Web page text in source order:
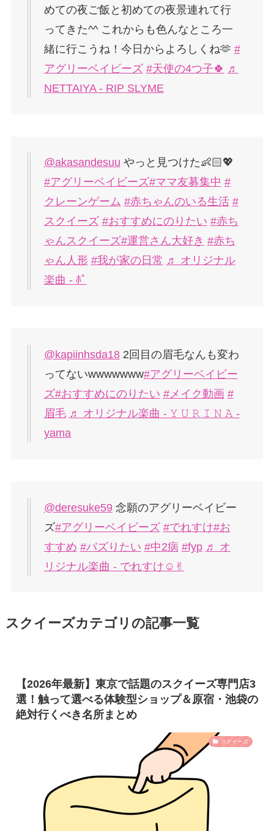
めての夜ご飯と初めての夜景連れて行
ってきた^^ これからも色んなところ一
緒に行こうね！今日からよろしくね🫶 #
アグリーベイビーズ #天使の4つ子🍀 ♬
NETTAIYA - RIP SLYME
@akasandesuu やっと見つけた👶🏻💖
#アグリーベイビーズ#ママ友募集中 #
クレーンゲーム #赤ちゃんのいる生活 #
スクイーズ #おすすめにのりたい #赤ち
ゃんスクイーズ#運営さん大好き #赤ち
ゃん人形 #我が家の日常 ♬ オリジナル
楽曲 - ﾎﾟ
@kapiinhsda182回目の眉毛なんも変わ
ってないwwwwwww#アグリーベイビー
ズ#おすすめにのりたい #メイク動画 #
眉毛 ♬ オリジナル楽曲 - 𝚈 𝚄 𝚁 𝙸 𝙽 𝙰 -
yama
@deresuke59念願のアグリーベイビー
ズ#アグリーベイビーズ #でれすけ#お
すすめ #バズりたい #中2病 #fyp ♬ オ
リジナル楽曲 - でれすけ☺︎✌︎
スクイーズカテゴリの記事一覧
【2026年最新】東京で話題のスクイーズ専門店3
選！触って選べる体験型ショップ＆原宿・池袋の
絶対行くべき名所まとめ
スクイーズ